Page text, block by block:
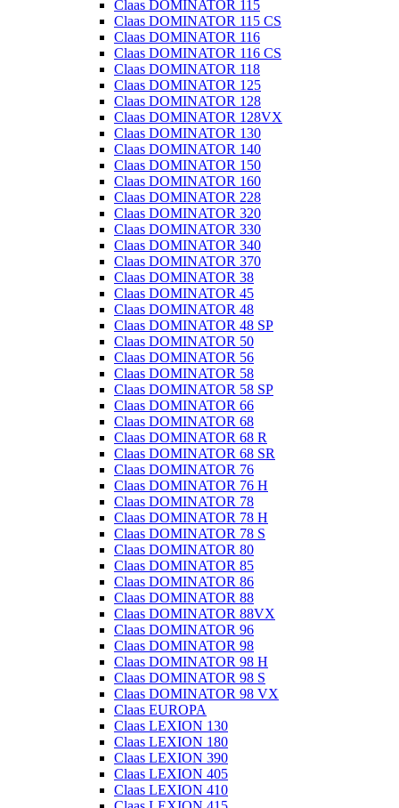
Claas DOMINATOR 115
Claas DOMINATOR 115 CS
Claas DOMINATOR 116
Claas DOMINATOR 116 CS
Claas DOMINATOR 118
Claas DOMINATOR 125
Claas DOMINATOR 128
Claas DOMINATOR 128VX
Claas DOMINATOR 130
Claas DOMINATOR 140
Claas DOMINATOR 150
Claas DOMINATOR 160
Claas DOMINATOR 228
Claas DOMINATOR 320
Claas DOMINATOR 330
Claas DOMINATOR 340
Claas DOMINATOR 370
Claas DOMINATOR 38
Claas DOMINATOR 45
Claas DOMINATOR 48
Claas DOMINATOR 48 SP
Claas DOMINATOR 50
Claas DOMINATOR 56
Claas DOMINATOR 58
Claas DOMINATOR 58 SP
Claas DOMINATOR 66
Claas DOMINATOR 68
Claas DOMINATOR 68 R
Claas DOMINATOR 68 SR
Claas DOMINATOR 76
Claas DOMINATOR 76 H
Claas DOMINATOR 78
Claas DOMINATOR 78 H
Claas DOMINATOR 78 S
Claas DOMINATOR 80
Claas DOMINATOR 85
Claas DOMINATOR 86
Claas DOMINATOR 88
Claas DOMINATOR 88VX
Claas DOMINATOR 96
Claas DOMINATOR 98
Claas DOMINATOR 98 H
Claas DOMINATOR 98 S
Claas DOMINATOR 98 VX
Claas EUROPA
Claas LEXION 130
Claas LEXION 180
Claas LEXION 390
Claas LEXION 405
Claas LEXION 410